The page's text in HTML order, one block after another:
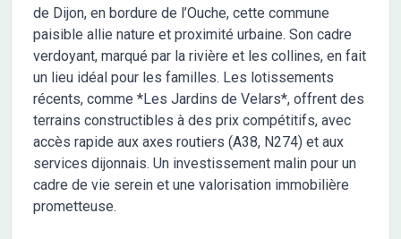
de Dijon, en bordure de l’Ouche, cette commune
paisible allie nature et proximité urbaine. Son cadre
verdoyant, marqué par la rivière et les collines, en fait
un lieu idéal pour les familles. Les lotissements
récents, comme *Les Jardins de Velars*, offrent des
terrains constructibles à des prix compétitifs, avec
accès rapide aux axes routiers (A38, N274) et aux
services dijonnais. Un investissement malin pour un
cadre de vie serein et une valorisation immobilière
prometteuse.